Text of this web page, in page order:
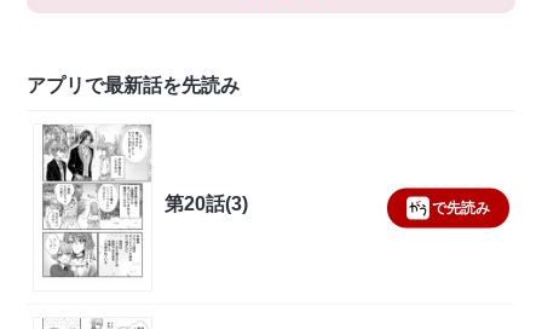
アプリで最新話を先読み
第20話(3) で先読み